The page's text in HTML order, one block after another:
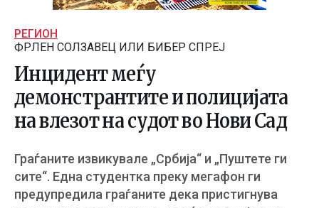
РЕГИОН
ФРЛЕН СОЛЗАВЕЦ ИЛИ БИБЕР СПРЕЈ
Инцидент меѓу
демонстрантите и полицијата
на влезот на судот во Нови Сад
Граѓаните извикувале „Србија“ и „Пуштете ги
сите“. Една студентка преку мегафон ги
предупредила граѓаните дека пристигнува